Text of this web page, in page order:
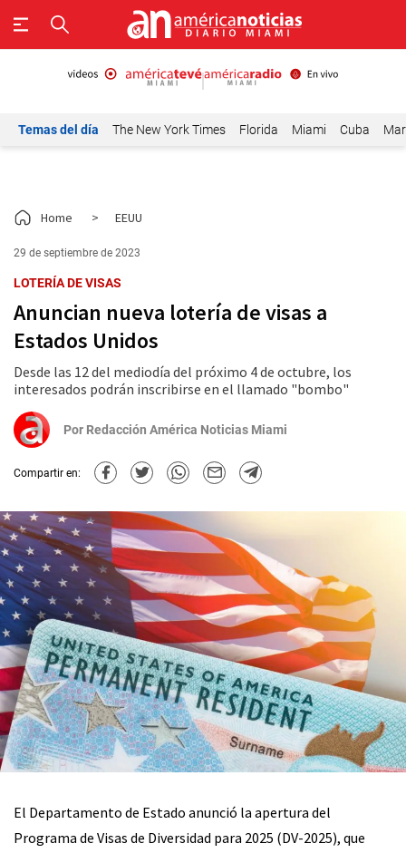
Temas del día The New York Times Florida Miami Cuba
Home > EEUU
29 de septiembre de 2023
LOTERÍA DE VISAS
Anuncian nueva lotería de visas a
Estados Unidos
Desde las 12 del mediodía del próximo 4 de octubre, los
interesados podrán inscribirse en el llamado "bombo"
Por Redacción América Noticias Miami
Compartir en:
El Departamento de Estado anunció la apertura del
Programa de Visas de Diversidad para 2025 (DV-2025), que